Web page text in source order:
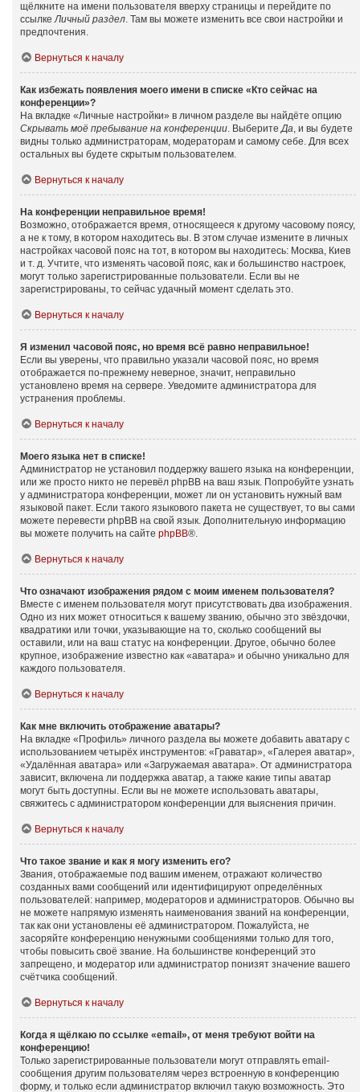
щёлкните на имени пользователя вверху страницы и перейдите по
ссылкеЛичный раздел. Там вы можете изменить все свои настройки и
предпочтения.
Вернуться к началу
Как избежать появления моего имени в списке «Кто сейчас на
конференции»?
На вкладке «Личные настройки» в личном разделе вы найдёте опцию
Скрывать моё пребывание на конференции. ВыберитеДа, и вы будете
видны только администраторам, модераторам и самому себе. Для всех
остальных вы будете скрытым пользователем.
Вернуться к началу
На конференции неправильное время!
Возможно, отображается время, относящееся к другому часовому поясу,
а не к тому, в котором находитесь вы. В этом случае измените в личных
настройках часовой пояс на тот, в котором вы находитесь: Москва, Киев
и т. д. Учтите, что изменять часовой пояс, как и большинство настроек,
могут только зарегистрированные пользователи. Если вы не
зарегистрированы, то сейчас удачный момент сделать это.
Вернуться к началу
Я изменил часовой пояс, но время всё равно неправильное!
Если вы уверены, что правильно указали часовой пояс, но время
отображается по-прежнему неверное, значит, неправильно
установлено время на сервере. Уведомите администратора для
устранения проблемы.
Вернуться к началу
Моего языка нет в списке!
Администратор не установил поддержку вашего языка на конференции,
или же просто никто не перевёл phpBB на ваш язык. Попробуйте узнать
у администратора конференции, может ли он установить нужный вам
языковой пакет. Если такого языкового пакета не существует, то вы сами
можете перевести phpBB на свой язык. Дополнительную информацию
вы можете получить на сайте phpBB®.
Вернуться к началу
Что означают изображения рядом с моим именем пользователя?
Вместе с именем пользователя могут присутствовать два изображения.
Одно из них может относиться к вашему званию, обычно это звёздочки,
квадратики или точки, указывающие на то, сколько сообщений вы
оставили, или на ваш статус на конференции. Другое, обычно более
крупное, изображение известно как «аватара» и обычно уникально для
каждого пользователя.
Вернуться к началу
Как мне включить отображение аватары?
На вкладке «Профиль» личного раздела вы можете добавить аватару с
использованием четырёх инструментов: «Граватар», «Галерея аватар»,
«Удалённая аватара» или «Загружаемая аватара». От администратора
зависит, включена ли поддержка аватар, а также какие типы аватар
могут быть доступны. Если вы не можете использовать аватары,
свяжитесь с администратором конференции для выяснения причин.
Вернуться к началу
Что такое звание и как я могу изменить его?
Звания, отображаемые под вашим именем, отражают количество
созданных вами сообщений или идентифицируют определённых
пользователей: например, модераторов и администраторов. Обычно вы
не можете напрямую изменять наименования званий на конференции,
так как они установлены её администратором. Пожалуйста, не
засоряйте конференцию ненужными сообщениями только для того,
чтобы повысить своё звание. На большинстве конференций это
запрещено, и модератор или администратор понизят значение вашего
счётчика сообщений.
Вернуться к началу
Когда я щёлкаю по ссылке «email», от меня требуют войти на
конференцию!
Только зарегистрированные пользователи могут отправлять email-
сообщения другим пользователям через встроенную в конференцию
форму, и только если администратор включил такую возможность. Это